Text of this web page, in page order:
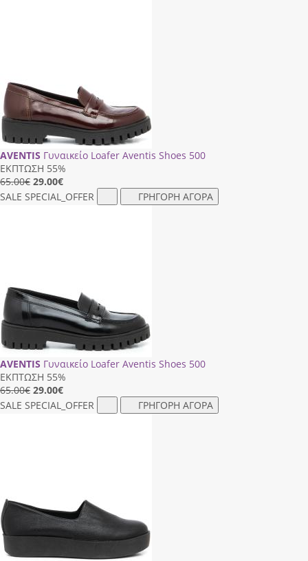
AVENTIS Γυναικείο Loafer Aventis Shoes 500
ΕΚΠΤΩΣΗ 55%
65.00€ 29.00€
SALE SPECIAL_OFFER ΓΡΗΓΟΡΗ ΑΓΟΡΑ
AVENTIS Γυναικείο Loafer Aventis Shoes 500
ΕΚΠΤΩΣΗ 55%
65.00€ 29.00€
SALE SPECIAL_OFFER ΓΡΗΓΟΡΗ ΑΓΟΡΑ